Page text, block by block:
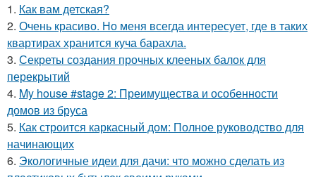
1. Как вам детская?
2. Очень красиво. Но меня всегда интересует, где в таких
квартирах хранится куча барахла.
3. Секреты создания прочных клееных балок для
перекрытий
4. My house #stage 2: Преимущества и особенности
домов из бруса
5. Как строится каркасный дом: Полное руководство для
начинающих
6. Экологичные идеи для дачи: что можно сделать из